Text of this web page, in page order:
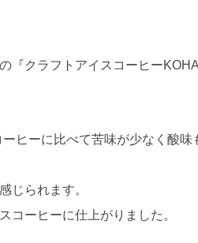
『クラフトアイスコーヒー
ヒーに比べて苦味が少なく酸
じられます。
コーヒーに仕上がりました。